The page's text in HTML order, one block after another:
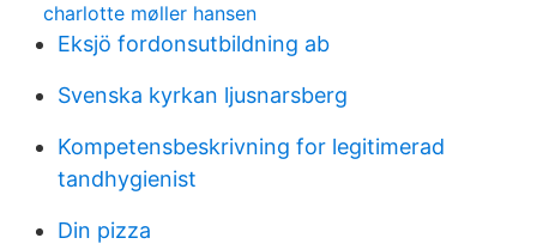
charlotte møller hansen
Eksjö fordonsutbildning ab
Svenska kyrkan ljusnarsberg
Kompetensbeskrivning for legitimerad
tandhygienist
Din pizza